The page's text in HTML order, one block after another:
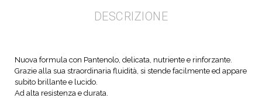
DESCRIZIONE
Nuova formula con Pantenolo, delicata, nutriente e rinforzante.
Grazie alla sua straordinaria fluidità, si stende facilmente ed appare
subito brillante e lucido.
Ad alta resistenza e durata.